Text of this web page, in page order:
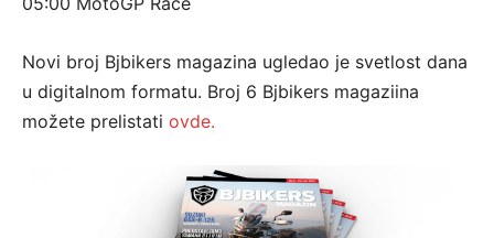
Novi broj Bjbikers magazina ugledao je svetlost dana
u digitalnom formatu. Broj 6 Bjbikers magaziina
možete prelistati ovde.